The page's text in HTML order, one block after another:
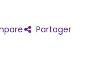
Partager